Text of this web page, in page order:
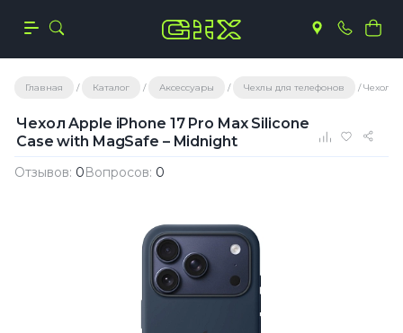
Главная Каталог Аксессуары Чехлы для телефонов Чехол
Чехол Apple iPhone 17 Pro Max Silicone
Case with MagSafe – Midnight
Отзывов: 0Вопросов: 0